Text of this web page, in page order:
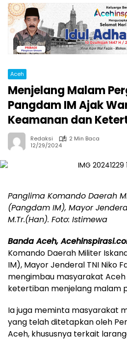
Aceh
Menjelang Malam
Pangdam IM Ajak
Keamanan dan
Redaksi
2 Min Baca
12/29/2024
Panglima Komando Daerah
(Pangdam IM), Mayor
M.Tr.(Han). Foto: Istimewa
Banda Aceh,
Komando Daerah Militer
IM), Mayor Jenderal TNI Niko
mengimbau masyarakat
ketertiban menjelang malam
Ia juga meminta masyarakat
yang telah ditetapkan oleh
Aceh, khususnya terkait